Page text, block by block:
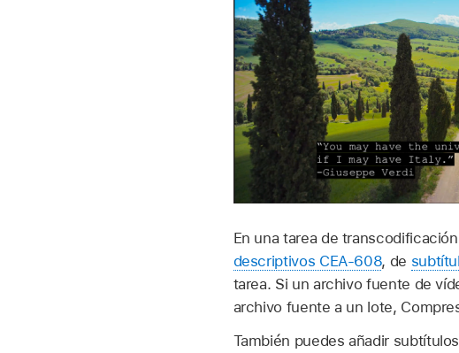
En una tarea de
descriptivos CEA-608, de
tarea. Si un archivo fuente de
archivo fuente a un lote,
También puedes añadir